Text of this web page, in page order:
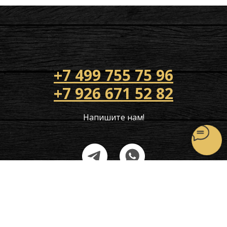
+7 499 755 75 96
+7 926 671 52 82
Напишите нам!